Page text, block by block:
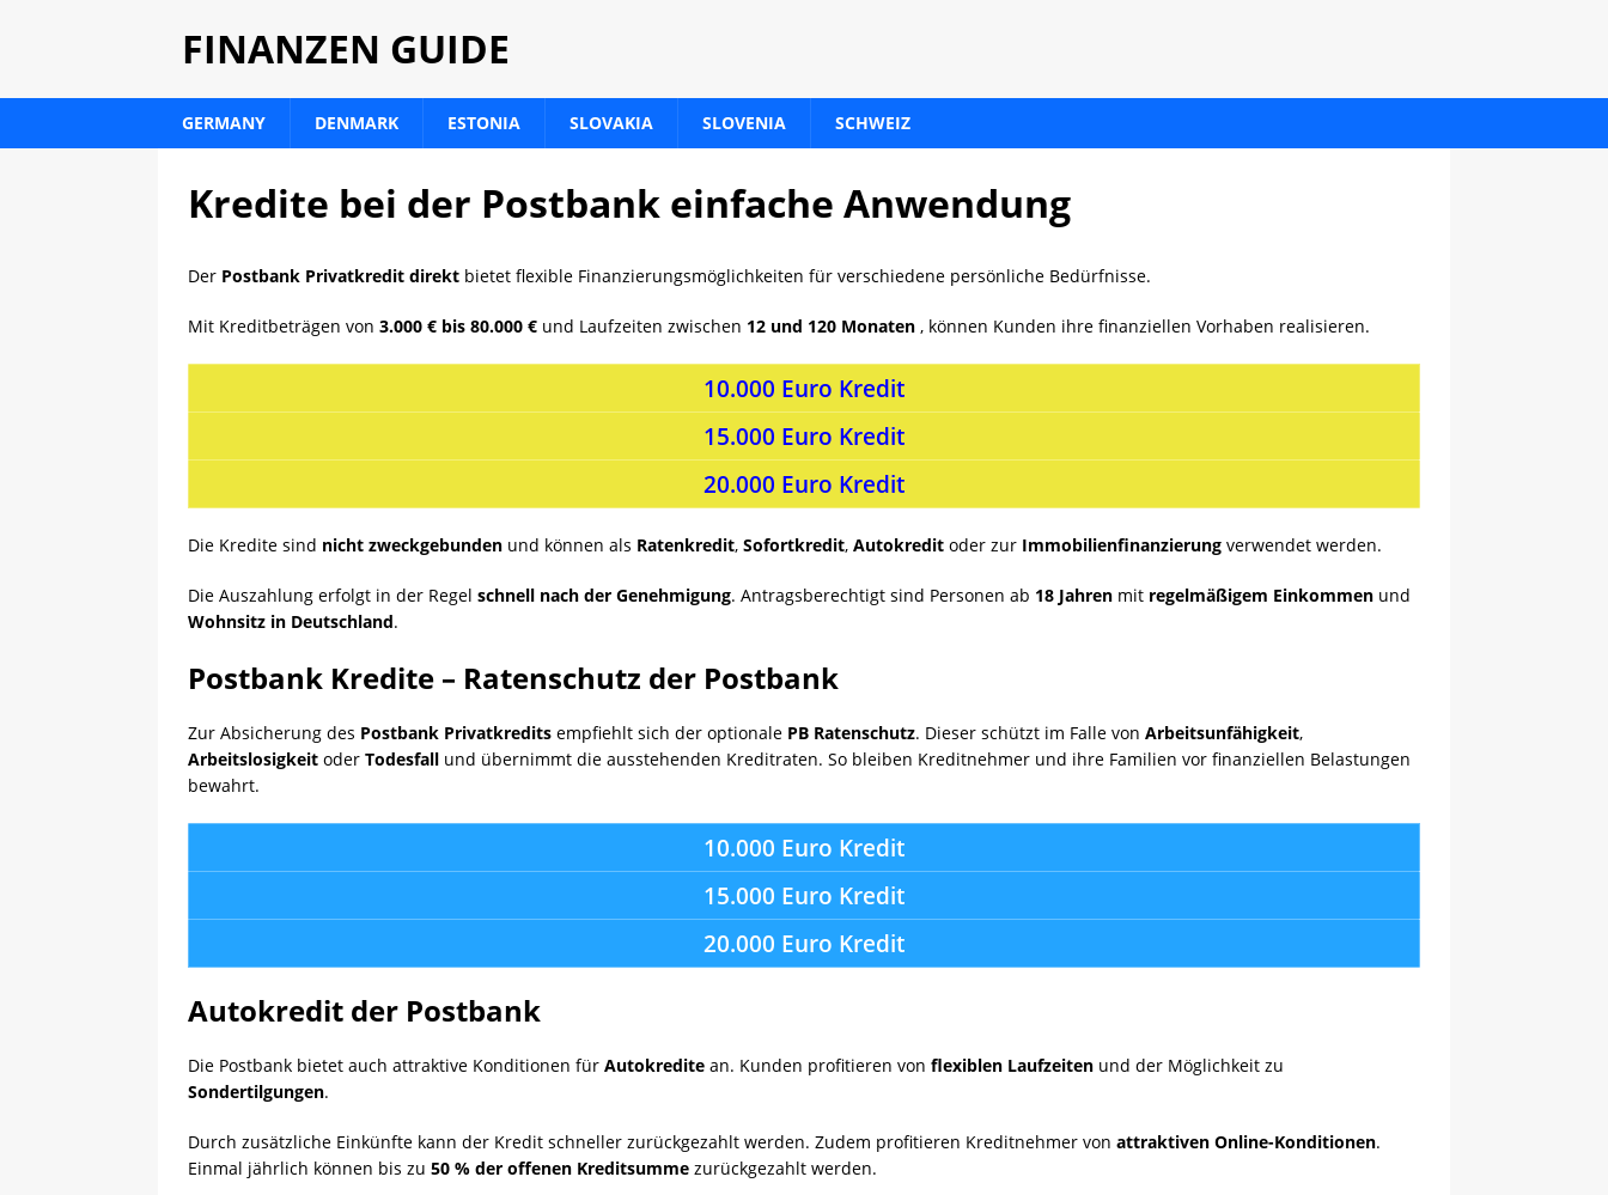
FINANZEN GUIDE
GERMANY DENMARK ESTONIA SLOVAKIA SLOVENIA SCHWEIZ
Kredite bei der Postbank einfache Anwendung
Der Postbank Privatkredit direkt bietet flexible Finanzierungsmöglichkeiten für verschiedene persönliche Bedürfnisse.
Mit Kreditbeträgen von 3.000 € bis 80.000 € und Laufzeiten zwischen 12 und 120 Monaten , können Kunden ihre finanziellen Vorhaben realisieren.
10.000 Euro Kredit
15.000 Euro Kredit
20.000 Euro Kredit
Die Kredite sind nicht zweckgebunden und können als Ratenkredit, Sofortkredit, Autokredit oder zur Immobilienfinanzierung verwendet werden.
Die Auszahlung erfolgt in der Regel schnell nach der Genehmigung. Antragsberechtigt sind Personen ab 18 Jahren mit regelmäßigem Einkommen und
Wohnsitz in Deutschland.
Postbank Kredite – Ratenschutz der Postbank
Zur Absicherung des Postbank Privatkredits empfiehlt sich der optionale PB Ratenschutz. Dieser schützt im Falle von Arbeitsunfähigkeit,
Arbeitslosigkeit oder Todesfall und übernimmt die ausstehenden Kreditraten. So bleiben Kreditnehmer und ihre Familien vor finanziellen Belastungen
bewahrt.
10.000 Euro Kredit
15.000 Euro Kredit
20.000 Euro Kredit
Autokredit der Postbank
Die Postbank bietet auch attraktive Konditionen für Autokredite an. Kunden profitieren von flexiblen Laufzeiten und der Möglichkeit zu
Sondertilgungen.
Durch zusätzliche Einkünfte kann der Kredit schneller zurückgezahlt werden. Zudem profitieren Kreditnehmer von attraktiven Online-Konditionen.
Einmal jährlich können bis zu 50 % der offenen Kreditsumme zurückgezahlt werden.